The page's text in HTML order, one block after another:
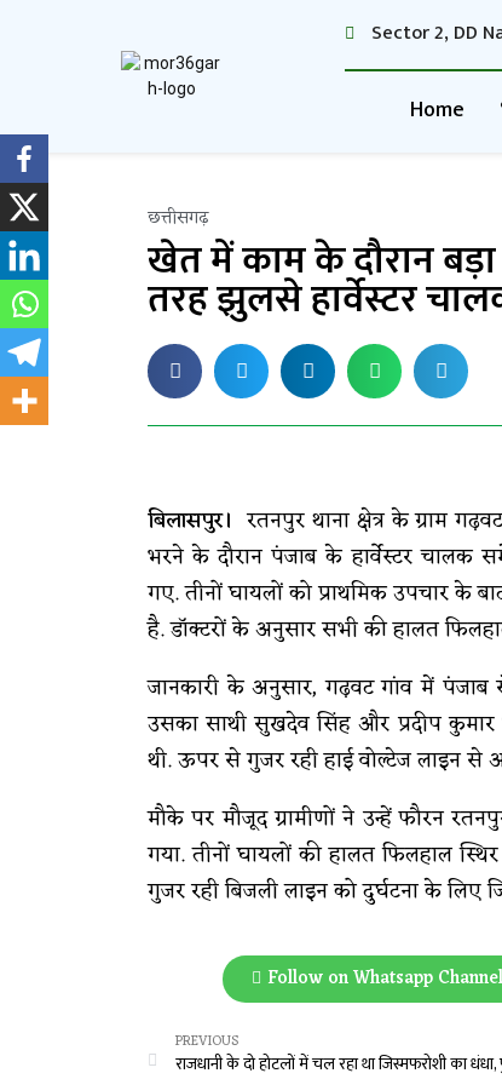
Sector 2, DD
Home
छत्तीसगढ़
खेत में काम के दौरान
तरह झुलसे हार्वेस्टर
बिलासपुर। रतनपुर थाना क्षेत्र के ग्राम
भरने के दौरान पंजाब के हार्वेस्टर
गए. तीनों घायलों को प्राथमिक उपचार के
है. डॉक्टरों के अनुसार सभी की हालत
जानकारी के अनुसार, गढ़वट गांव में पंजाब
उसका साथी सुखदेव सिंह और प्रदीप कुमार
थी. ऊपर से गुजर रही हाई वोल्टेज
मौके पर मौजूद ग्रामीणों ने उन्हें फौरन
गया. तीनों घायलों की हालत फिलहाल
गुजर रही बिजली लाइन को दुर्घटना के लिए
Follow on Whatsapp Channel
PREVIOUS